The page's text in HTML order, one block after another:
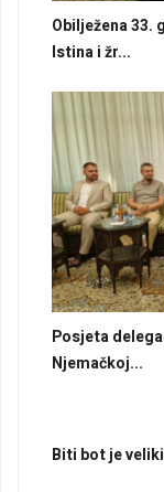
Obilježena 33.
Istina i žr...
Posjeta
Njemačkoj...
Biti bot je